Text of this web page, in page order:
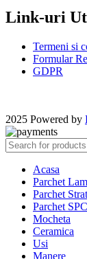
Link-uri
Termeni si
Formular
GDPR
2025 Powered by
Acasa
Parchet
Parchet
Parchet SPC
Mocheta
Ceramica
Usi
Manere